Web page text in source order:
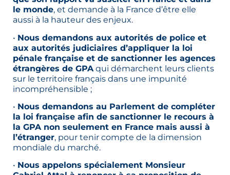
le monde, et demande à la France d’être elle
aussi à la hauteur des enjeux.
• Nous demandons aux autorités de police et
aux autorités judiciaires d’appliquer la loi
pénale française et de sanctionner les agences
étrangères de GPA qui démarchent leurs clients
sur le territoire français dans une impunité
incompréhensible ;
• Nous demandons au Parlement de compléter
la loi française afin de sanctionner le recours à
la GPA non seulement en France mais aussi à
l’étranger, pour tenir compte de la dimension
mondiale du marché.
• Nous appelons spécialement Monsieur